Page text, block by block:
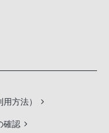
方法）
確認